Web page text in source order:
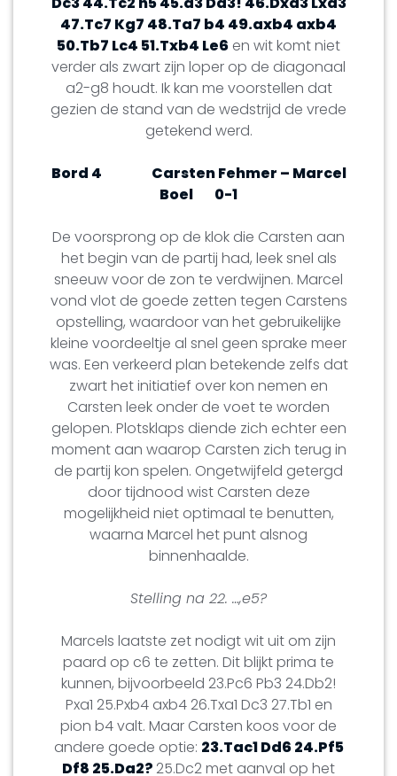
47.Tc7 Kg7 48.Ta7 b4 49.axb4 axb4
50.Tb7 Lc4 51.Txb4 Le6 en wit komt niet
verder als zwart zijn loper op de diagonaal
a2-g8 houdt. Ik kan me voorstellen dat
gezien de stand van de wedstrijd de vrede
getekend werd.
Bord 4
Carsten Fehmer – Marcel
Boel
0-1
De voorsprong op de klok die Carsten aan
het begin van de partij had, leek snel als
sneeuw voor de zon te verdwijnen. Marcel
vond vlot de goede zetten tegen Carstens
opstelling, waardoor van het gebruikelijke
kleine voordeeltje al snel geen sprake meer
was. Een verkeerd plan betekende zelfs dat
zwart het initiatief over kon nemen en
Carsten leek onder de voet te worden
gelopen. Plotsklaps diende zich echter een
moment aan waarop Carsten zich terug in
de partij kon spelen. Ongetwijfeld getergd
door tijdnood wist Carsten deze
mogelijkheid niet optimaal te benutten,
waarna Marcel het punt alsnog
binnenhaalde.
Stelling na 22. …,e5?
Marcels laatste zet nodigt wit uit om zijn
paard op c6 te zetten. Dit blijkt prima te
kunnen, bijvoorbeeld 23.Pc6 Pb3 24.Db2!
Pxa1 25.Pxb4 axb4 26.Txa1 Dc3 27.Tb1 en
pion b4 valt. Maar Carsten koos voor de
andere goede optie: 23.Tac1 Dd6 24.Pf5
Df8 25.Da2? 25.Dc2 met aanval op het